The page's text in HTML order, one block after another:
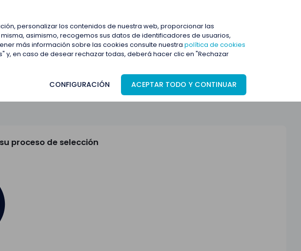
personalizar los contenidos de nuestra web, proporcionar las
asimismo, recogemos sus datos de identificadores de usuarios,
más información sobre las cookies consulte nuestra política de cookies
en caso de desear rechazar todas, deberá hacer clic en "Rechazar
CONFIGURACIÓN ACEPTAR TODO Y CONTINUAR
proceso de selección